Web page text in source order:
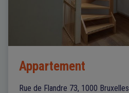
Appartement
Rue de Flandre 73, 1000 Bruxelles